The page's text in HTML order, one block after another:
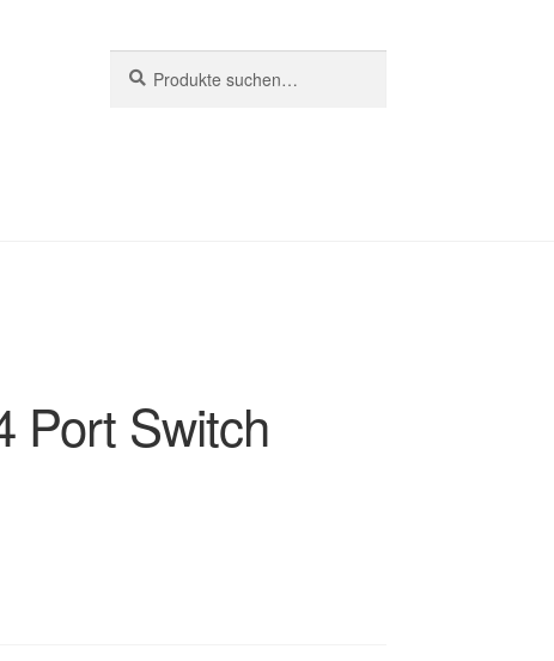
nach:
Port Switch